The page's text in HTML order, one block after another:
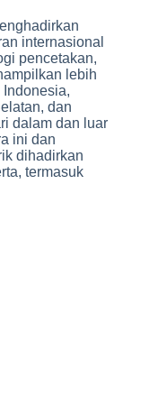
internasional
pencetakan,
lebih
dan
dalam dan luar
ini dan
dihadirkan
termasuk